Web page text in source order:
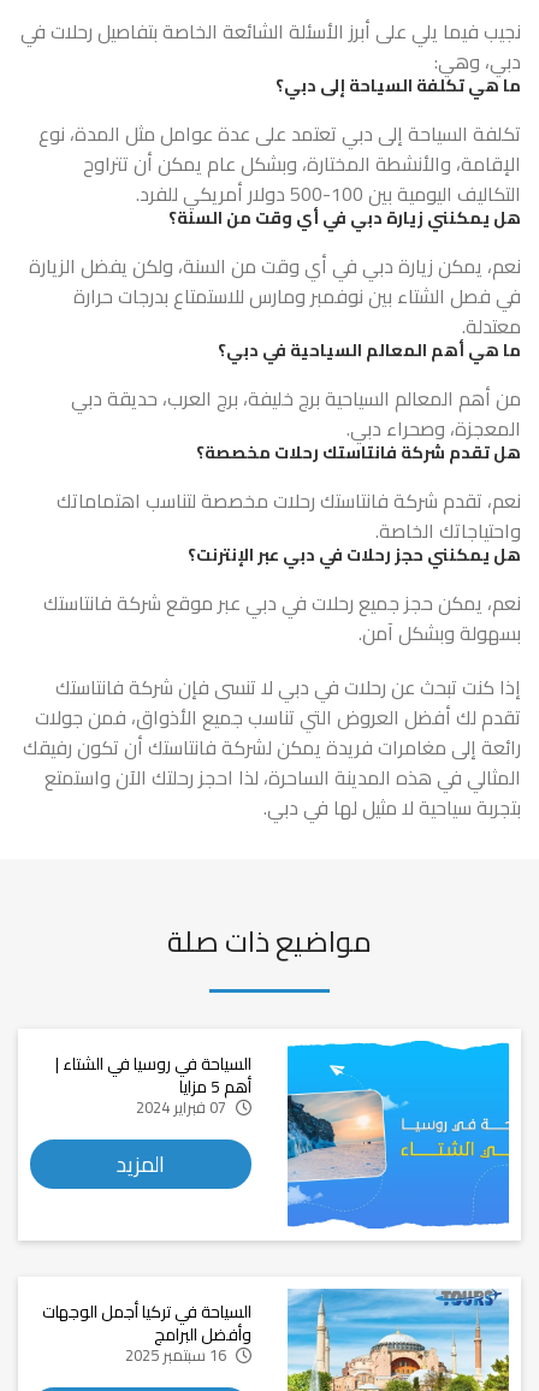
نجيب فيما يلي على أبرز الأسئلة الشائعة الخاصة بتفاصيل رحلات في
دبي، وهي:
ما هي تكلفة السياحة إلى دبي؟
تكلفة السياحة إلى دبي تعتمد على عدة عوامل مثل المدة، نوع
الإقامة، والأنشطة المختارة، وبشكل عام يمكن أن تتراوح
التكاليف اليومية بين 100-500 دولار أمريكي للفرد.
هل يمكنني زيارة دبي في أي وقت من السنة؟
نعم، يمكن زيارة دبي في أي وقت من السنة، ولكن يفضل الزيارة
في فصل الشتاء بين نوفمبر ومارس للاستمتاع بدرجات حرارة
معتدلة.
ما هي أهم المعالم السياحية في دبي؟
من أهم المعالم السياحية برج خليفة، برج العرب، حديقة دبي
المعجزة، وصحراء دبي.
هل تقدم شركة فانتاستك رحلات مخصصة؟
نعم، تقدم شركة فانتاستك رحلات مخصصة لتناسب اهتماماتك
واحتياجاتك الخاصة.
هل يمكنني حجز رحلات في دبي عبر الإنترنت؟
نعم، يمكن حجز جميع رحلات في دبي عبر موقع شركة فانتاستك
بسهولة وبشكل آمن.
إذا كنت تبحث عن رحلات في دبي لا تنسى فإن شركة فانتاستك
تقدم لك أفضل العروض التي تناسب جميع الأذواق، فمن جولات
رائعة إلى مغامرات فريدة يمكن لشركة فانتاستك أن تكون رفيقك
المثالي في هذه المدينة الساحرة، لذا احجز رحلتك الآن واستمتع
بتجربة سياحية لا مثيل لها في دبي.
مواضيع ذات صلة
السياحة في روسيا في الشتاء |
أهم 5 مزايا
07 فبراير 2024
المزيد
السياحة في تركيا أجمل الوجهات
وأفضل البرامج